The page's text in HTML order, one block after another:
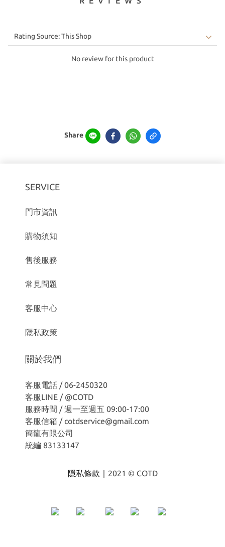
No review for this product
Share
SERVICE
門市資訊
購物須知
售後服務
常見問題
客服中心
隱私政策
關於我們
客服電話 / 06-2450320
客服LINE /@COTD
服務時間 / 週一至週五 09:00-17:00
客服信箱 / cotdservice@gmail.com
簡龍有限公司
統編 83133147
隱私條款｜ 2021 © COTD